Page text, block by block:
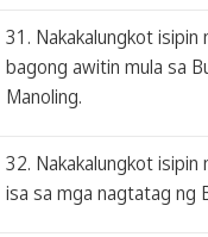
31. Nakakalungkot isipin
bagong awitin mula sa
Manoling.
32. Nakakalungkot isipin
isa sa mga nagtatag ng